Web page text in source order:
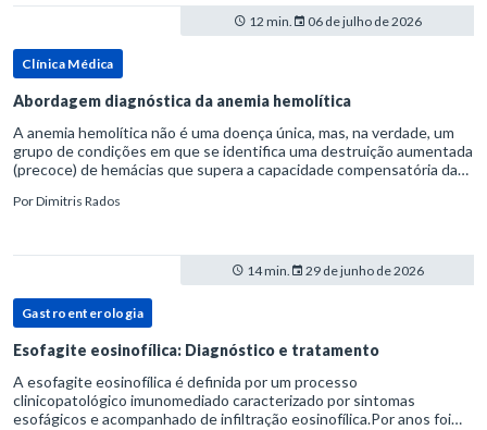
12 min. 06 de julho de 2026
Clínica Médica
Abordagem diagnóstica da anemia hemolítica
A anemia hemolítica não é uma doença única, mas, na verdade, um
grupo de condições em que se identifica uma destruição aumentada
(precoce) de hemácias que supera a capacidade compensatória da
PorDimitris Rados
14 min. 29 de junho de 2026
Gastroenterologia
Esofagite eosinofílica: Diagnóstico e tratamento
A esofagite eosinofílica é definida por um processo
clinicopatológico imunomediado caracterizado por sintomas
esofágicos e acompanhado de infiltração eosinofílica.Por anos foi